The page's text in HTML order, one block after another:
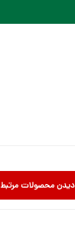
دیدن محصولات مرتبط